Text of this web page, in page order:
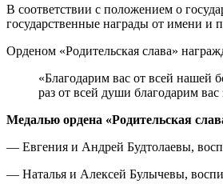
В соответствии с положением о
государственные награды от имени и
Орденом «Родительская слава»
«Благодарим вас от всей нашей
раз от всей души благодарим
Медалью ордена «Родительская
— Евгения и Андрей Будтолаевы,
— Наталья и Алексей Булычевы,